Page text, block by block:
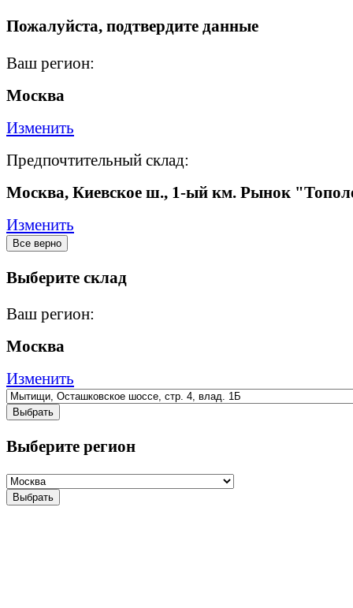
Пожалуйста, подтвердите данные
Ваш регион:
Москва
Изменить
Предпочтительный склад:
Москва, Киевское ш., 1-ый км. Рынок
Изменить
Все верно
Выберите склад
Ваш регион:
Москва
Изменить
Выбрать
Выберите регион
Выбрать